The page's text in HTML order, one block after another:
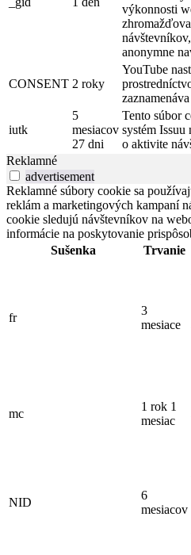
výkonnosti
anonymne
CONSENT 2 roky
YouTube
iutk
5
mesiacov
27 dni
Tento súbor
systém
o aktivite
Reklamné
advertisement
Reklamné súbory cookie sa
reklám a marketingových kampaní
cookie sledujú návštevníkov na
informácie na poskytovanie
Sušenka
Trvanie
fr
3
mesiace
mc
1 rok 1
mesiac
NID
6
mesiacov